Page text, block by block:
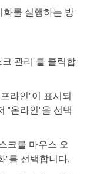
화를 실행하는 방
크 관리"를 클릭합
라인"이 표시되
"온라인"을 선택
크를 마우스 오
"를 선택합니다.